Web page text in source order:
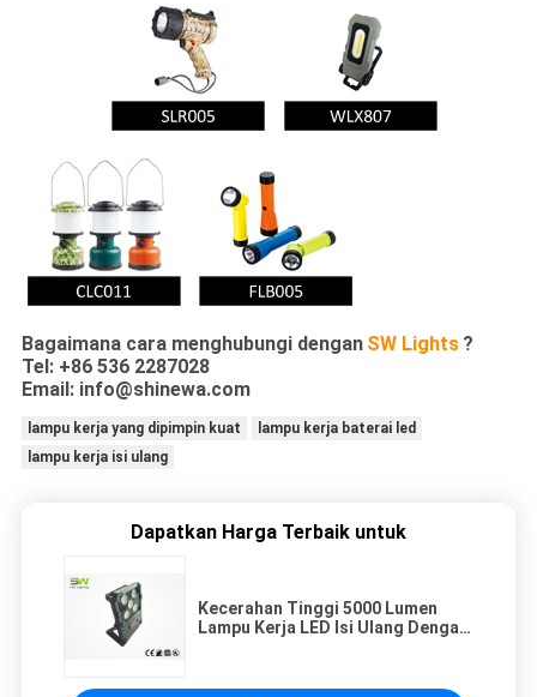
Bagaimana cara menghubungi dengan SW Lights ?
Tel: +86 536 2287028
Email: info@shinewa.com
lampu kerja yang dipimpin kuat
lampu kerja baterai led
lampu kerja isi ulang
Dapatkan Harga Terbaik untuk
Kecerahan Tinggi 5000 Lumen
Lampu Kerja LED Isi Ulang Dengan